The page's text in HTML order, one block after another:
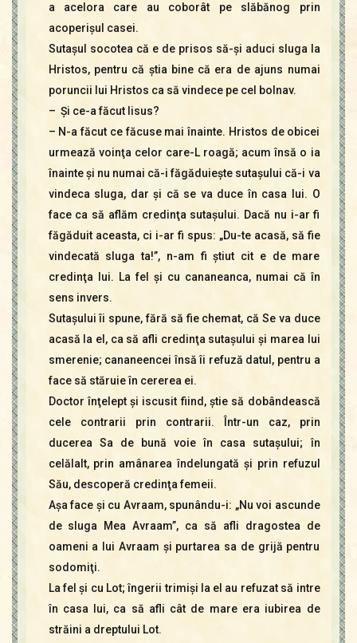
a acelora care au coborât pe slăbănog prin
acoperişul casei.
Sutaşul socotea că e de prisos să-şi aduci sluga la
Hristos, pentru că ştia bine că era de ajuns numai
poruncii lui Hristos ca să vindece pe cel bolnav.
– Şi ce-a făcut Iisus?
– N-a făcut ce făcuse mai înainte. Hristos de obicei
urmează voinţa celor care-L roagă; acum însă o ia
înainte şi nu numai că-i făgăduieşte sutaşului că-i va
vindeca sluga, dar şi că se va duce în casa lui. O
face ca să aflăm credinţa sutaşului. Dacă nu i-ar fi
făgăduit aceasta, ci i-ar fi spus: „Du-te acasă, să fie
vindecată sluga ta!”, n-am fi ştiut cit e de mare
credinţa lui. La fel şi cu cananeanca, numai că în
sens invers.
Sutaşului îi spune, fără să fie chemat, că Se va duce
acasă la el, ca să afli credinţa sutaşului şi marea lui
smerenie; cananeencei însă îi refuză datul, pentru a
face să stăruie în cererea ei.
Doctor înţelept şi iscusit fiind, ştie să dobândească
cele contrarii prin contrarii. Într-un caz, prin
ducerea Sa de bună voie în casa sutaşului; în
celălalt, prin amânarea îndelungată şi prin refuzul
Său, descoperă credinţa femeii.
Aşa face şi cu Avraam, spunându-i: „Nu voi ascunde
de sluga Mea Avraam”, ca să afli dragostea de
oameni a lui Avraam şi purtarea sa de grijă pentru
sodomiţi.
La fel şi cu Lot; îngerii trimişi la el au refuzat să intre
în casa lui, ca să afli cât de mare era iubirea de
străini a dreptului Lot.